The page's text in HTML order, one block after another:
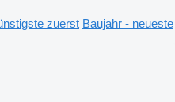
zuerst Baujahr - neueste